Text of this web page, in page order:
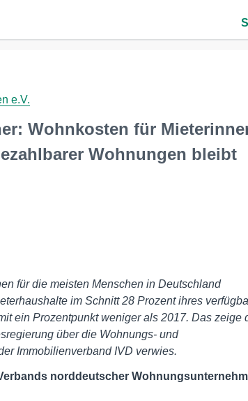
e.V.
Wohnkosten für
Wohnungen bleibt
für die meisten Menschen in Deutschland
im Schnitt 28 Prozent ihres
ein Prozentpunkt weniger als 2017. Das zeige
über die Wohnungs- und
Immobilienverband IVD verwies.
norddeutscher